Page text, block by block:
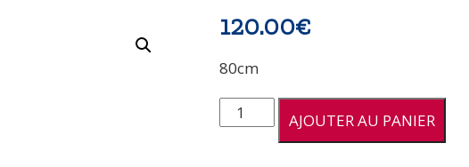
120.00€
80cm
quantité
de
AJOUTER AU PANIER